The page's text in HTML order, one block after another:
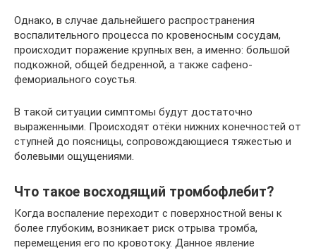
Однако, в случае дальнейшего распространения
воспалительного процесса по кровеносным сосудам,
происходит поражение крупных вен, а именно: большой
подкожной, общей бедренной, а также сафено-
фемориального соустья.
В такой ситуации симптомы будут достаточно
выраженными. Происходят отёки нижних конечностей от
ступней до поясницы, сопровождающиеся тяжестью и
болевыми ощущениями.
Что такое восходящий тромбофлебит?
Когда воспаление переходит с поверхностной вены к
более глубоким, возникает риск отрыва тромба,
перемещения его по кровотоку. Данное явление